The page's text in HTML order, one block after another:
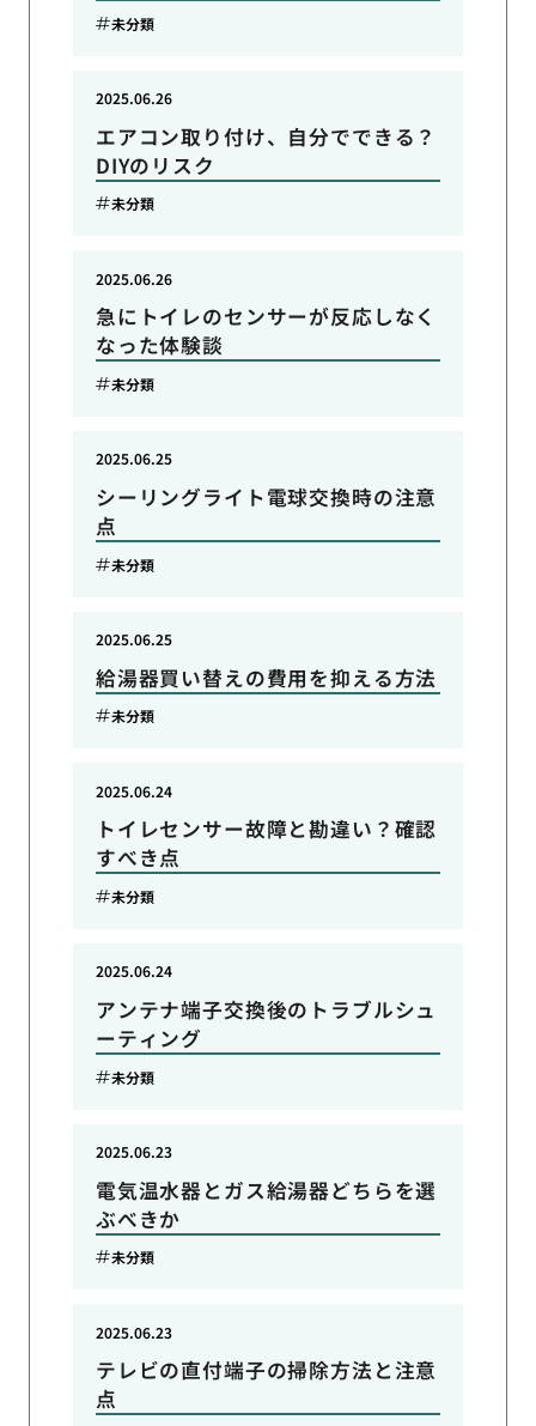
未分類
エアコン取り付け、自分でできる？
DIYのリスク
2025.06.26
未分類
急にトイレのセンサーが反応しなく
なった体験談
2025.06.26
未分類
シーリングライト電球交換時の注意
点
2025.06.25
未分類
給湯器買い替えの費用を抑える方法
2025.06.25
未分類
トイレセンサー故障と勘違い？確認
すべき点
2025.06.24
未分類
アンテナ端子交換後のトラブルシュ
ーティング
2025.06.24
未分類
電気温水器とガス給湯器どちらを選
ぶべきか
2025.06.23
未分類
テレビの直付端子の掃除方法と注意
点
2025.06.23